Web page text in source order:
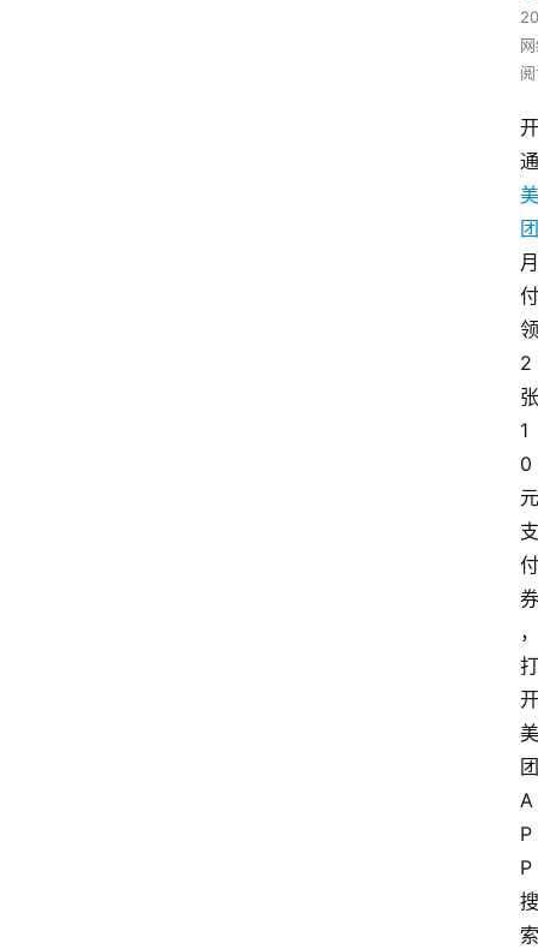
开
通
美
团
月
付
领
2
张
1
0
元
支
付
券
，
打
开
美
团
A
P
P
搜
索